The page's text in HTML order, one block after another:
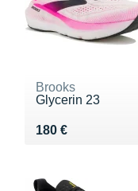
Brooks
Glycerin 23
180 €
Vendu 180 €